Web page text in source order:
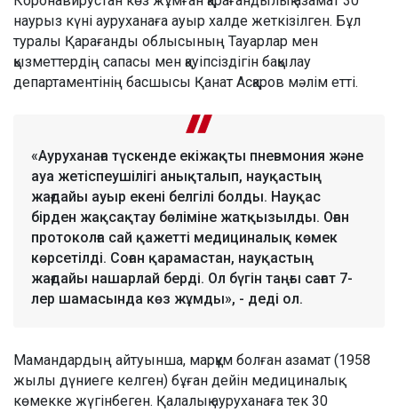
наурыз күні ауруханаға ауыр халде жеткізілген. Бұл
туралы Қарағанды облысының Тауарлар мен
қызметтердің сапасы мен қауіпсіздігін бақылау
департаментінің басшысы Қанат Асқаров мәлім етті.
«Ауруханаға түскенде екіжақты пневмония және
ауа жетіспеушілігі анықталып, науқастың
жағдайы ауыр екені белгілі болды. Науқас
бірден жақсақтау бөліміне жатқызылды. Оған
протоколға сай қажетті медициналық көмек
көрсетілді. Соған қарамастан, науқастың
жағдайы нашарлай берді. Ол бүгін таңғы сағат 7-
лер шамасында көз жұмды», - деді ол.
Мамандардың айтуынша, марқұм болған азамат (1958
жылы дүниеге келген) бұған дейін медициналық
көмекке жүгінбеген. Қалалық ауруханаға тек 30